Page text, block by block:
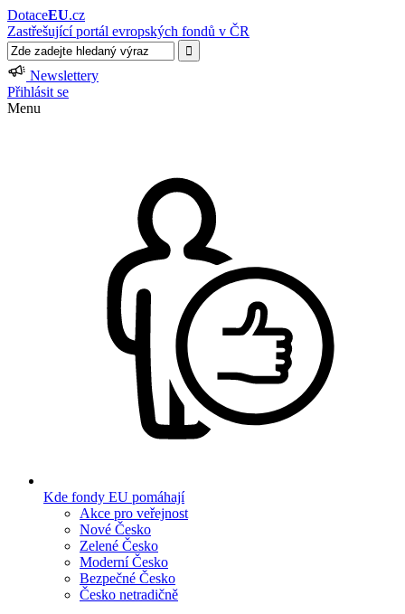
DotaceEU.cz
Zastřešující portál evropských fondů v ČR
Newslettery
Přihlásit se
Menu
Kde fondy EU pomáhají
Akce pro veřejnost
Nové Česko
Zelené Česko
Moderní Česko
Bezpečné Česko
Česko netradičně